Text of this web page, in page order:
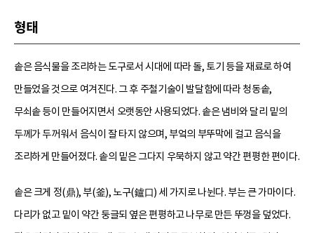
형태
솥은 음식물을 조리하는 도구로서 시대에 따라 돌, 토기 등을 재료로 하여
만들었을 것으로 여겨진다. 그 후 주철기술이 발달함에 따라 청동솥,
무쇠솥 등이 만들어지면서 오랫동안 사용되었다. 솥은 냄비와 달리 밑의
두께가 두꺼워서 음식이 잘 타지 않으며, 부엌의 부뚜막에 걸고 음식을
조리하게 만들어졌다. 솥의 밑은 그다지 우묵하지 않고 약간 편평한 편이다.
솥은 크게 정(鼎), 부(釜), 노구(鑪口) 세 가지로 나뉜다. 부는 큰 가마이다.
다리가 없고 밑이 약간 둥글되 옆은 편평하고 나무로 만든 뚜껑을 덮었다.